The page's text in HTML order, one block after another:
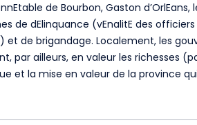
de Bourbon, Gaston
de dElinquance (vEnalitE des
et de brigandage. Localement, les
par ailleurs, en valeur les richesses
et la mise en valeur de la province